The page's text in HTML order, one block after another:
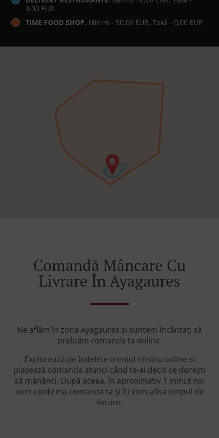
0,00 EUR
TIME FOOD SHOP, Minim - 50,00 EUR, Taxă - 0,00 EUR
Comandă Mâncare Cu
Livrare În Ayagaures
Ne aflăm în zona Ayagaures și suntem încântați să
preluăm comanda ta online.
Explorează pe îndelete meniul nostru online și
plasează comanda atunci când te-ai decis ce dorești
să mănânci. După aceea, în aproximativ 1 minut noi
vom confirma comanda ta și îți vom afișa timpul de
livrare.